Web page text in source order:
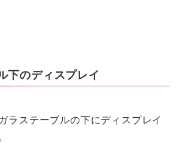
のディスプレイ
ラステーブルの下にディスプレイ